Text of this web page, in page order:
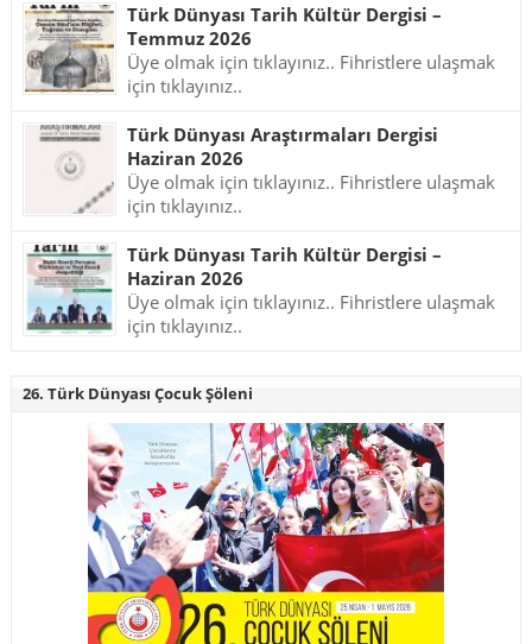
Türk Dünyası Tarih Kültür Dergisi –
Temmuz 2026
Üye olmak için tıklayınız.. Fihristlere ulaşmak
için tıklayınız..
Türk Dünyası Araştırmaları Dergisi
Haziran 2026
Üye olmak için tıklayınız.. Fihristlere ulaşmak
için tıklayınız..
Türk Dünyası Tarih Kültür Dergisi –
Haziran 2026
Üye olmak için tıklayınız.. Fihristlere ulaşmak
için tıklayınız..
26. Türk Dünyası Çocuk Şöleni